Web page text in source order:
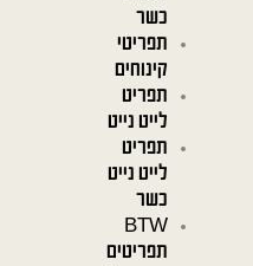
כשר
תפריטי
קינוחים
תפריט
לייט נייט
תפריט
לייט נייט
כשר
BTW
תפריטים